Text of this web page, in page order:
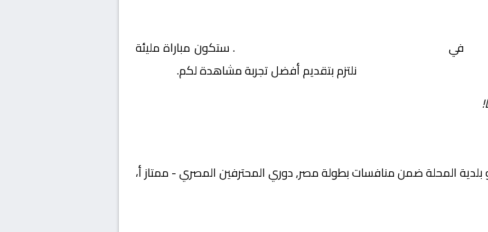
في
. ستكون مباراة مليئة
نلتزم بتقديم أفضل تجربة مشاهدة لكم.
الانتاج الحربي و بلدية المحلة ضمن منافسات بطولة مصر, دوري المحترفين المصري - ممتاز أ،